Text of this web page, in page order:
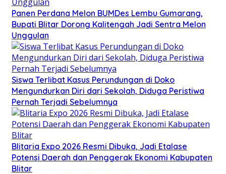
Panen Perdana Melon BUMDes Lembu Gumarang,
Bupati Blitar Dorong Kalitengah Jadi Sentra Melon
Unggulan
Siswa Terlibat Kasus Perundungan di Doko
Mengundurkan Diri dari Sekolah, Diduga Peristiwa
Pernah Terjadi Sebelumnya
Blitaria Expo 2026 Resmi Dibuka, Jadi Etalase
Potensi Daerah dan Penggerak Ekonomi Kabupaten
Blitar